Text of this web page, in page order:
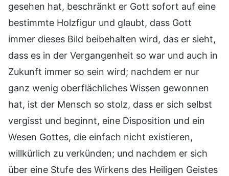
gesehen hat, beschränkt er Gott sofort auf eine
bestimmte Holzfigur und glaubt, dass Gott
immer dieses Bild beibehalten wird, das er sieht,
dass es in der Vergangenheit so war und auch in
Zukunft immer so sein wird; nachdem er nur
ganz wenig oberflächliches Wissen gewonnen
hat, ist der Mensch so stolz, dass er sich selbst
vergisst und beginnt, eine Disposition und ein
Wesen Gottes, die einfach nicht existieren,
willkürlich zu verkünden; und nachdem er sich
über eine Stufe des Wirkens des Heiligen Geistes